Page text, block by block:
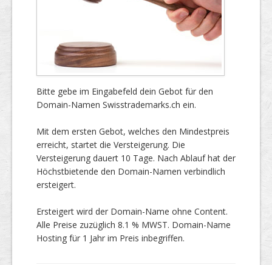
Bitte gebe im Eingabefeld dein Gebot für den
Domain-Namen Swisstrademarks.ch ein.
Mit dem ersten Gebot, welches den Mindestpreis
erreicht, startet die Versteigerung. Die
Versteigerung dauert 10 Tage. Nach Ablauf hat der
Höchstbietende den Domain-Namen verbindlich
ersteigert.
Ersteigert wird der Domain-Name ohne Content.
Alle Preise zuzüglich 8.1 % MWST. Domain-Name
Hosting für 1 Jahr im Preis inbegriffen.